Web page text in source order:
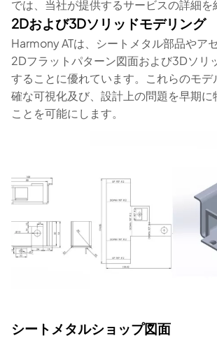
では、当社が提供するサービスの詳細を
2Dおよび3Dソリッドモデリング
Harmony ATは、シートメタル部品やア
2Dフラットパターン図面および3Dソリ
することに優れています。これらのモデ
確な可視化及び、設計上の問題を早期に
ことを可能にします。
シートメタルショップ図面